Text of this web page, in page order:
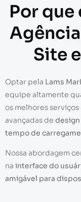
Por que
Site
Optar pela Lams
equipe altamente
os melhores serviços
avançadas de
tempo de
Nossa abordagem
na interface do
amigável para